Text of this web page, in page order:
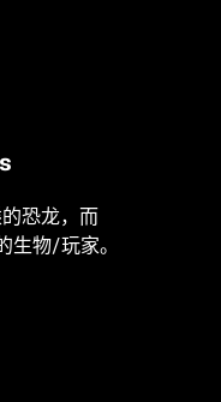
恐龙，而
生物/玩家。